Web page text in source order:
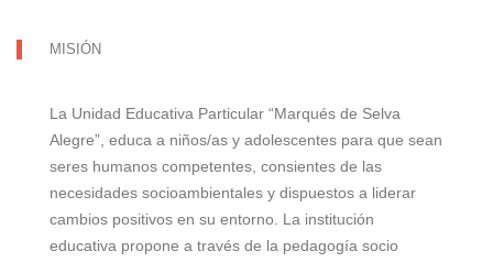
MISIÓN
La Unidad Educativa Particular “Marqués de Selva
Alegre”, educa a niños/as y adolescentes para que sean
seres humanos competentes, consientes de las
necesidades socioambientales y dispuestos a liderar
cambios positivos en su entorno. La institución
educativa propone a través de la pedagogía socio